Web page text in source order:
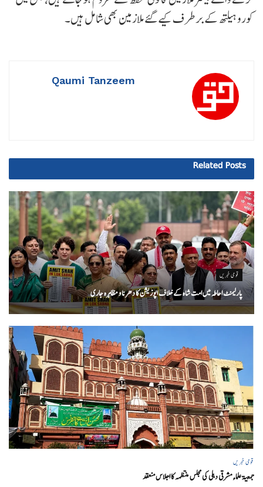
کورو ہیلتھ کے برطرف کیے گئے ملازمین بھی شامل ہیں۔
Qaumi Tanzeem
Related Posts
قومی خبریں
پارلیمنٹ احاطہ میں امت شاہ کے خلاف اپوزیشن کا دھرنا و مظاہرہ جاری
قومی خبریں
جمعیۃ علماء مشرقی دہلی کی مجلس منتظمہ کا اجلاس منعقد